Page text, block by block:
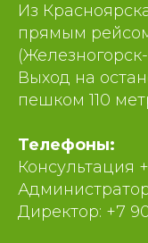
Из
прямым
Выход на
пешком 110
Телефоны:
Консультация
Директор: +7